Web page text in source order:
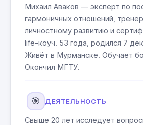
Михаил Аваков — эксперт по
гармоничных отношений,
личностному развитию и
life-коуч. 53 года, родился 7
Живёт в Мурманске. Обучает
Окончил МГТУ.
🎯 ДЕЯТЕЛЬНОСТЬ
Свыше 20 лет исследует